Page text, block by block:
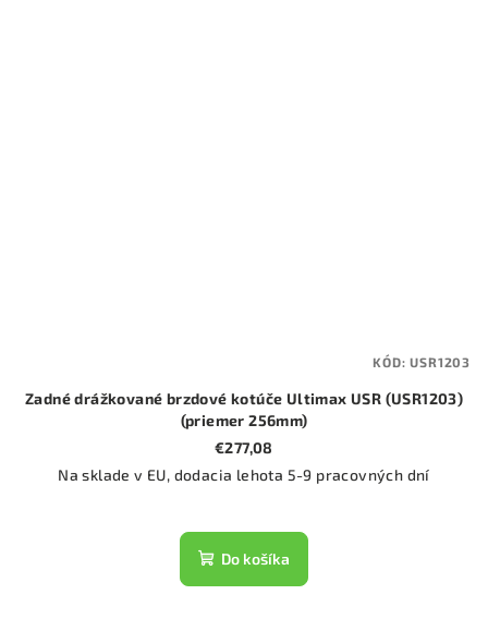
Zadné drážkované brzdové kotúče Ultimax USR (USR1203)
(priemer 256mm)
€277,08
Na sklade v EU, dodacia lehota 5-9 pracovných dní
Do košíka
KÓD:USR1203